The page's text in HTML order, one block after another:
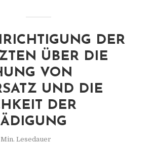
DER
ÜBER DIE
VON
UND DIE
DER
Lesedauer